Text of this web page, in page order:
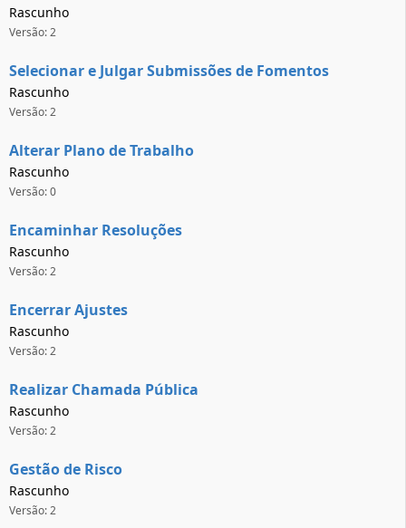
Rascunho
Versão: 2
Selecionar e Julgar Submissões de Fomentos
Rascunho
Versão: 2
Alterar Plano de Trabalho
Rascunho
Versão: 0
Encaminhar Resoluções
Rascunho
Versão: 2
Encerrar Ajustes
Rascunho
Versão: 2
Realizar Chamada Pública
Rascunho
Versão: 2
Gestão de Risco
Rascunho
Versão: 2